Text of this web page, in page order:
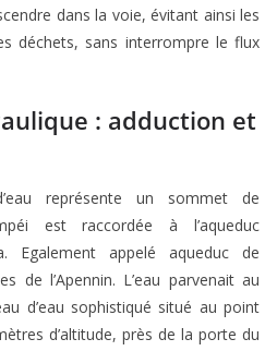
dans la voie, évitant ainsi les
déchets, sans interrompre le flux
: adduction et
représente un sommet de
est raccordée à l’aqueduc
Egalement appelé aqueduc de
de l’Apennin. L’eau parvenait au
d’eau sophistiqué situé au point
d’altitude, près de la porte du